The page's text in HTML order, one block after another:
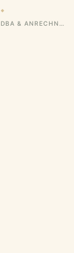
◆
QUELLENSTEUER NORDMAZEDONIEN: STEUERSATZ, DBA & ANRECHNUNG FÜR DEUTSCHE ANLEGER